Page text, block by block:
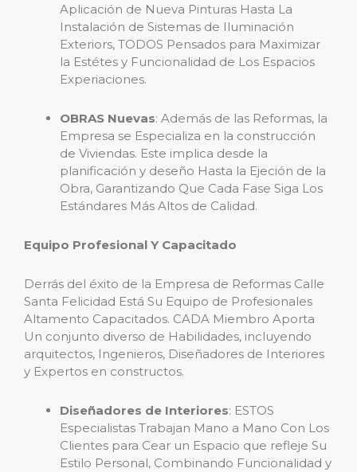
Aplicación de Nueva Pinturas Hasta La
Instalación de Sistemas de Iluminación
Exteriors, TODOS Pensados ​​para Maximizar
la Estétes y Funcionalidad de Los Espacios
Experiaciones.
OBRAS Nuevas: Además de las Reformas, la
Empresa se Especializa en la construcción
de Viviendas. Este implica desde la
planificación y deseño Hasta la Ejeción de la
Obra, Garantizando Que Cada Fase Siga Los
Estándares Más Altos de Calidad.
Equipo Profesional Y Capacitado
Derrás del éxito de la Empresa de Reformas Calle
Santa Felicidad Está Su Equipo de Profesionales
Altamento Capacitados. CADA Miembro Aporta
Un conjunto diverso de Habilidades, incluyendo
arquitectos, Ingenieros, Diseñadores de Interiores
y Expertos en constructos.
Diseñadores de Interiores: ESTOS
Especialistas Trabajan Mano a Mano Con Los
Clientes para Cear un Espacio que refleje Su
Estilo Personal, Combinando Funcionalidad y